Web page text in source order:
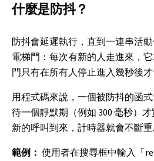
什麼是防抖？
防抖會延遲執行，直到一連串活
電梯門：每次有新的人走進來，它
門只有在所有人停止進入幾秒後才
用程式碼來說，一個被防抖的函
待一個靜默期（例如 300 毫秒）
新的呼叫到來，計時器就會不斷重
範例： 使用者在搜尋框中輸入「